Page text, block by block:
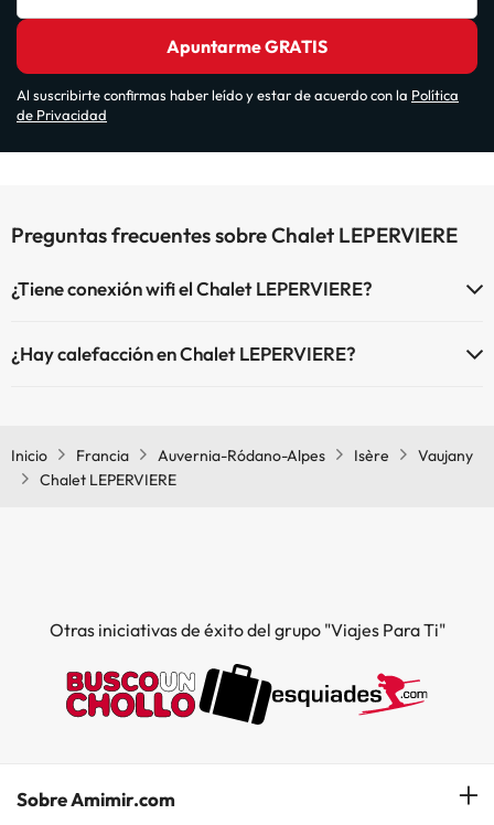
Apuntarme GRATIS
Al suscribirte confirmas haber leído y estar de acuerdo con la Política
de Privacidad
Preguntas frecuentes sobre Chalet LEPERVIERE
¿Tiene conexión wifi el Chalet LEPERVIERE?
¿Hay calefacción en Chalet LEPERVIERE?
Inicio Francia Auvernia-Ródano-Alpes Isère
Vaujany
Chalet LEPERVIERE
Otras iniciativas de éxito del grupo "Viajes Para Ti"
Sobre Amimir.com